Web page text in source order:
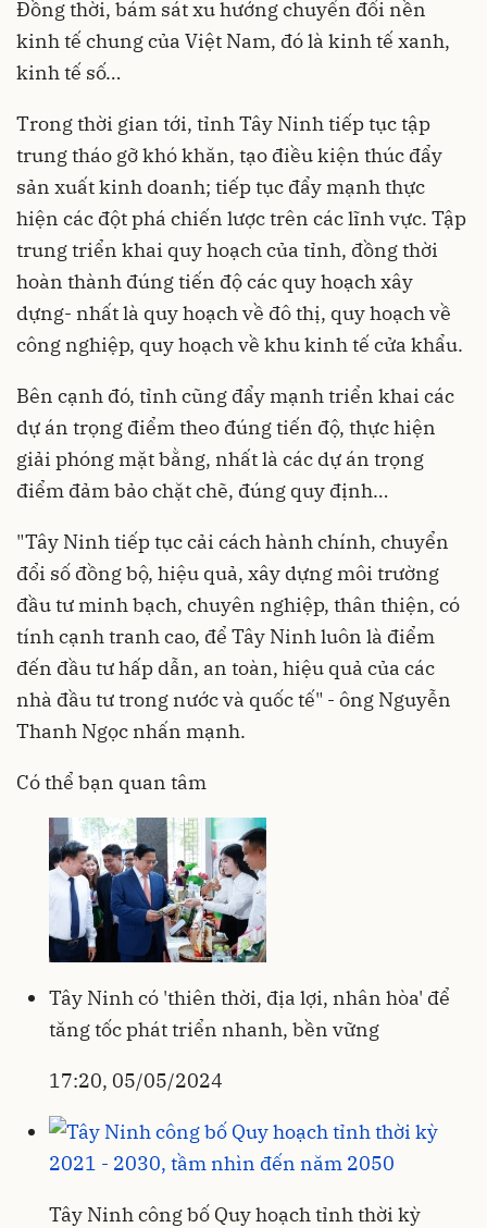
Đồng thời, bám sát xu hướng chuyển đổi nền
kinh tế chung của Việt Nam, đó là kinh tế xanh,
kinh tế số…
Trong thời gian tới, tỉnh Tây Ninh tiếp tục tập
trung tháo gỡ khó khăn, tạo điều kiện thúc đẩy
sản xuất kinh doanh; tiếp tục đẩy mạnh thực
hiện các đột phá chiến lược trên các lĩnh vực. Tập
trung triển khai quy hoạchcủa tỉnh, đồng thời
hoàn thành đúng tiến độ các quy hoạch xây
dựng- nhất là quy hoạch về đô thị, quy hoạch về
công nghiệp, quy hoạch về khu kinh tế cửa khẩu.
Bên cạnh đó, tỉnh cũng đẩy mạnh triển khai các
dự án trọng điểm theo đúng tiến độ, thực hiện
giải phóng mặt bằng, nhất là các dự án trọng
điểm đảm bảo chặt chẽ, đúng quy định…
"Tây Ninh tiếp tục cải cách hành chính, chuyển
đổi số đồng bộ, hiệu quả, xây dựng môi trường
đầu tư minh bạch, chuyên nghiệp, thân thiện, có
tính cạnh tranh cao, để Tây Ninh luôn là điểm
đến đầu tư hấp dẫn, an toàn, hiệu quả của các
nhà đầu tư trong nước và quốc tế" - ông Nguyễn
Thanh Ngọc nhấn mạnh.
Có thể bạn quan tâm
Tây Ninh có 'thiên thời, địa lợi, nhân hòa' để
tăng tốc phát triển nhanh, bền vững
17:20, 05/05/2024
Tây Ninh công bố Quy hoạch tỉnh thời kỳ